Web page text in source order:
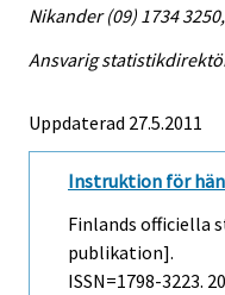
Nikander (09) 1734 3250,
Ansvarig
Uppdaterad 27.5.2011
Instruktion för
Finlands officiella
publikation].
ISSN=1798-3223.